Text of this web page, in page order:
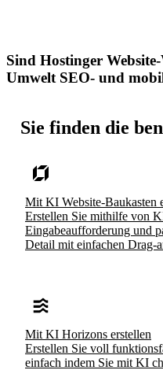
Sind Hostinger
Umwelt SEO- und
Sie finden die
Mit KI Website-Baukasten
Erstellen Sie mithilfe von
Eingabeaufforderung und
Detail mit einfachen Drag-
Mit KI Horizons erstellen
Erstellen Sie voll
einfach indem Sie mit KI